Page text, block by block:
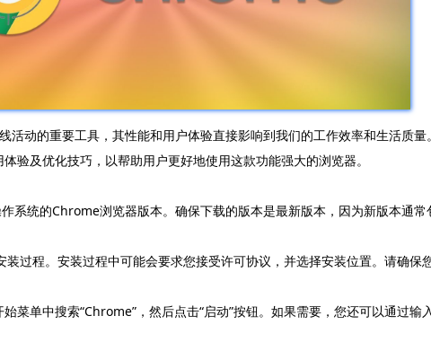
动的重要工具，其性能和用户体验直接影响到我们的工作效率和生活质
及优化技巧，以帮助用户更好地使用这款功能强大的浏览器。
统的Chrome浏览器版本。确保下载的版本是最新版本，因为新版本通
过程。安装过程中可能会要求您接受许可协议，并选择安装位置。请确
单中搜索“Chrome”，然后点击“启动”按钮。如果需要，您还可以通过输